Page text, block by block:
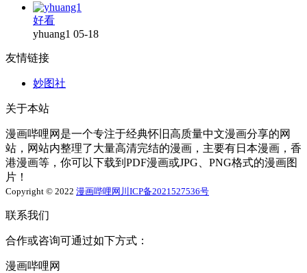
好看
yhuang1 05-18
友情链接
妙图社
关于本站
漫画哔哩网是一个专注于经典怀旧高质量中文漫画分享的网
站，网站内整理了大量高清完结的漫画，主要有日本漫画，香
港漫画等，你可以下载到PDF漫画或JPG、PNG格式的漫画图
片！
Copyright © 2022 漫画哔哩网 川ICP备2021527536号
联系我们
合作或咨询可通过如下方式：
漫画哔哩网